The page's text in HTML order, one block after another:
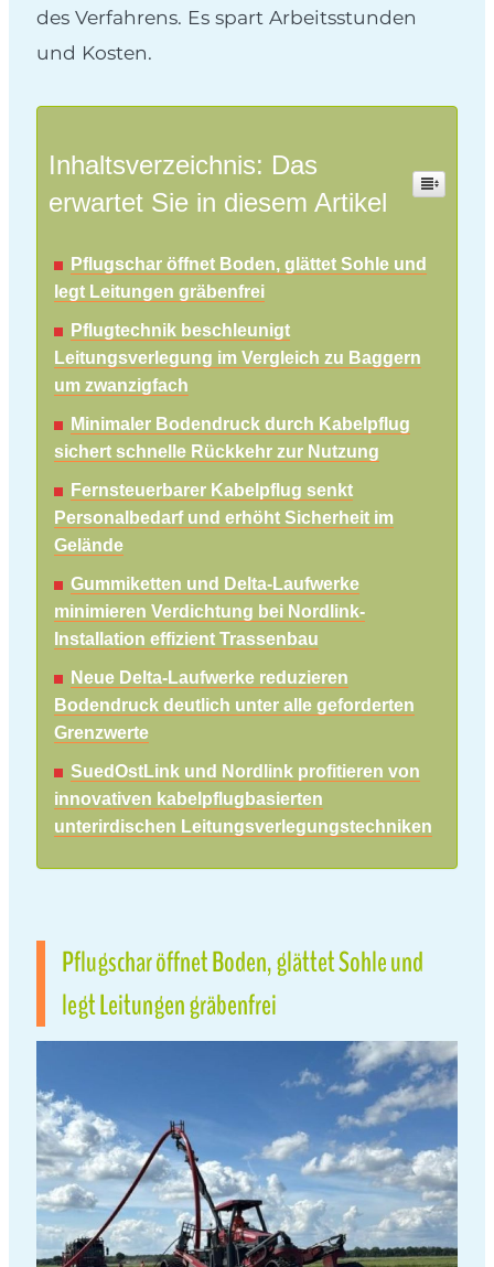
des Verfahrens. Es spart Arbeitsstunden
und Kosten.
Inhaltsverzeichnis: Das
erwartet Sie in diesem Artikel
Pflugschar öffnet Boden, glättet Sohle und
legt Leitungen gräbenfrei
Pflugtechnik beschleunigt
Leitungsverlegung im Vergleich zu Baggern
um zwanzigfach
Minimaler Bodendruck durch Kabelpflug
sichert schnelle Rückkehr zur Nutzung
Fernsteuerbarer Kabelpflug senkt
Personalbedarf und erhöht Sicherheit im
Gelände
Gummiketten und Delta-Laufwerke
minimieren Verdichtung bei Nordlink-
Installation effizient Trassenbau
Neue Delta-Laufwerke reduzieren
Bodendruck deutlich unter alle geforderten
Grenzwerte
SuedOstLink und Nordlink profitieren von
innovativen kabelpflugbasierten
unterirdischen Leitungsverlegungstechniken
Pflugschar öffnet Boden, glättet Sohle und
legt Leitungen gräbenfrei